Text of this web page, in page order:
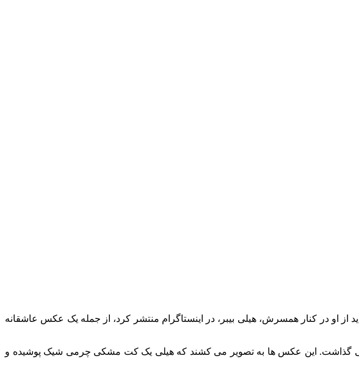
او در کنار همسرش، هیلی بیبر، در اینستاگرام منتشر کرد، از جمله یک عکس عاشقانه
این عکس ها به تصویر می‌ کشند که هیلی یک کت مشکی چرمی شیک پوشیده و